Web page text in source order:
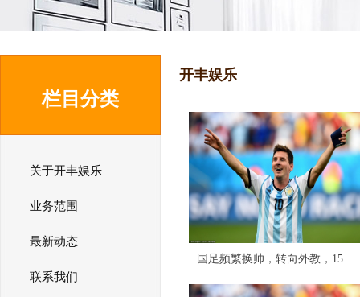
栏目分类
关于开丰娱乐
业务范围
最新动态
联系我们
开丰娱乐
国足频繁换帅，转向外教，150万预算能破局？_主教练_问题_